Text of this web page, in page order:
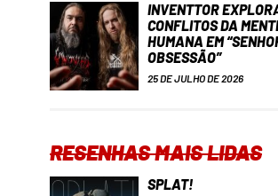
INVENTTOR
CONFLITOS DA
HUMANA EM
OBSESSÃO”
25 DE JULHO DE 2026
RESENHAS MAIS LIDAS
SPLAT!